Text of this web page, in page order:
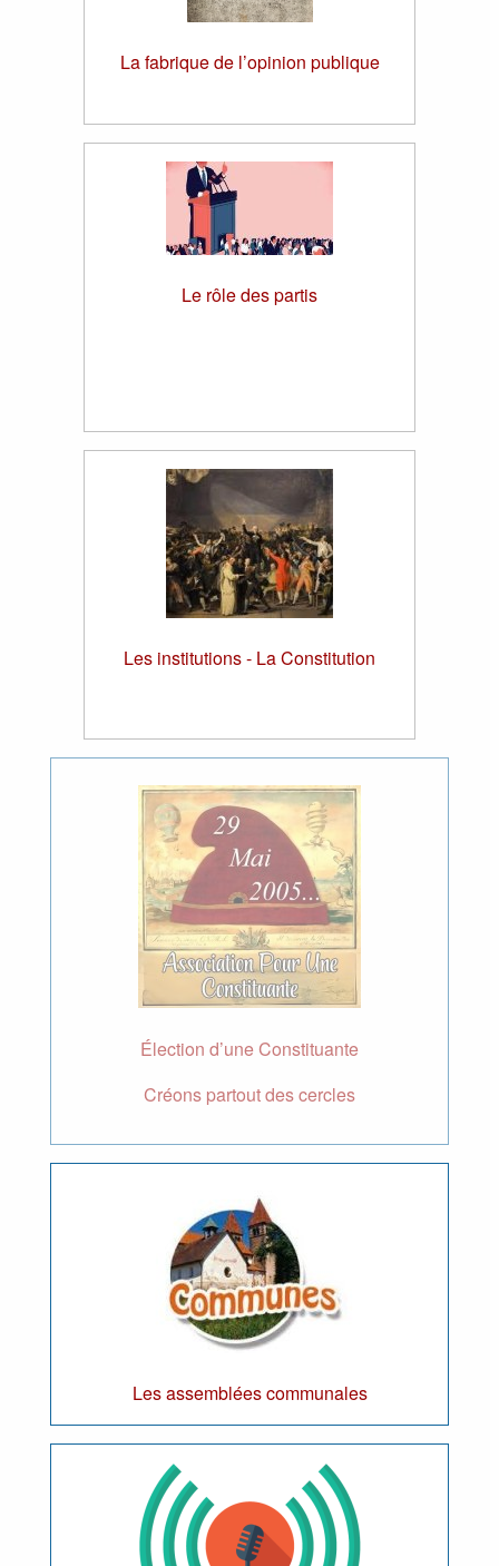
La fabrique de l’opinion publique
Le rôle des partis
Les institutions - La Constitution
Élection d’une Constituante
Créons partout des cercles
Les assemblées communales